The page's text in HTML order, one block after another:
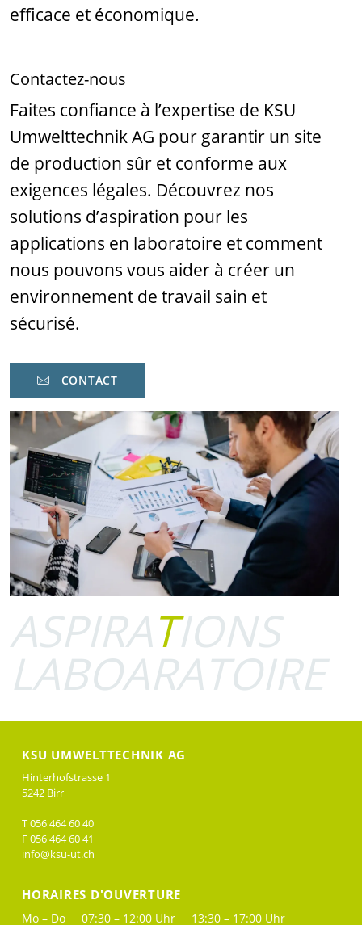
efficace et économique.
Contactez-nous
Faites confiance à l’expertise de KSU
Umwelttechnik AG pour garantir un site
de production sûr et conforme aux
exigences légales. Découvrez nos
solutions d’aspiration pour les
applications en laboratoire et comment
nous pouvons vous aider à créer un
environnement de travail sain et
sécurisé.
CONTACT
ASPIRATIONS
LABOARATOIRE
KSU UMWELTTECHNIK AG
Hinterhofstrasse 1
5242 Birr
T 056 464 60 40
F 056 464 60 41
info@ksu-ut.ch
HORAIRES D'OUVERTURE
Mo – Do 07:30 – 12:00 Uhr 13:30 – 17:00 Uhr